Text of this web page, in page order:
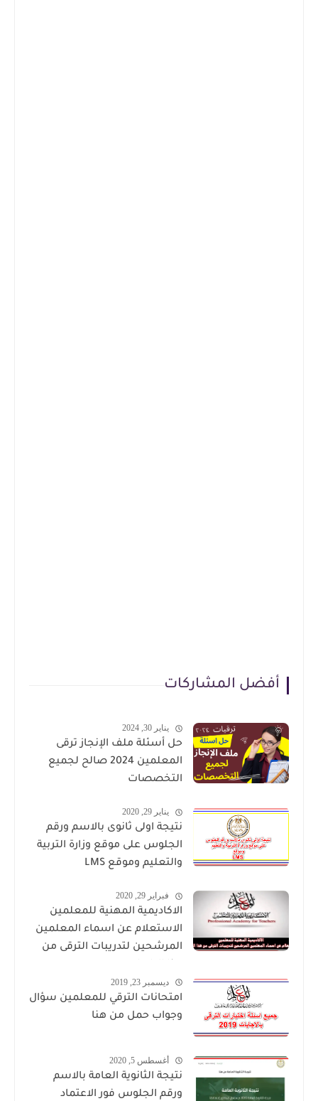
أفضل المشاركات
يناير 30, 2024
حل أسئلة ملف الإنجاز ترقى
المعلمين 2024 صالح لجميع
التخصصات
يناير 29, 2020
نتيجة اولى ثانوى بالاسم ورقم
الجلوس على موقع وزارة التربية
والتعليم وموقع LMS
فبراير 29, 2020
الاكاديمية المهنية للمعلمين
الاستعلام عن اسماء المعلمين
المرشحين لتدريبات الترقى من
ديسمبر 23, 2019
امتحانات الترقي للمعلمين سؤال
وجواب حمل من هنا
أغسطس 5, 2020
نتيجة الثانوية العامة بالاسم
ورقم الجلوس فور الاعتماد